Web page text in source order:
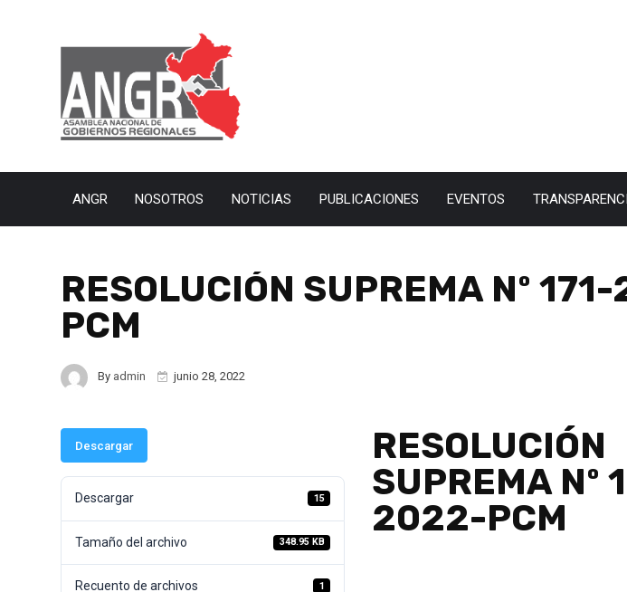
ANGR NOSOTROS NOTICIAS PUBLICACIONES EVENTOS
RESOLUCIÓN SUPREMA Nº
PCM
By admin junio 28, 2022
Descargar
Descargar 15
Tamaño del archivo 348.95 KB
Recuento de archivos 1
RESOLUCIÓN
SUPREMA Nº
2022-PCM